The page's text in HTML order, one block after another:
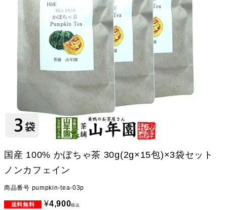
国産 100% かぼちゃ茶 30g(2g×15包)×3袋セット
ノンカフェイン
商品番号 pumpkin-tea-03p
¥4,900税込